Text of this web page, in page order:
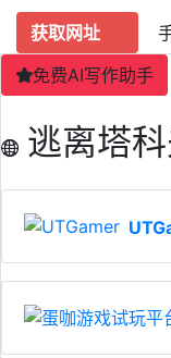
获取网址
免费AI写作助手
逃离塔